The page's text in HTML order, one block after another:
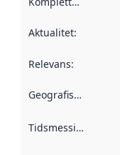
Aktualitet:
Relevans:
Geografisk avgrensning
Tidsmessig avgrensning